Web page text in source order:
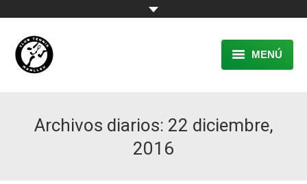
MENÚ
RESERVA
TENNIS
Archivos diarios: 22 diciembre,
2016